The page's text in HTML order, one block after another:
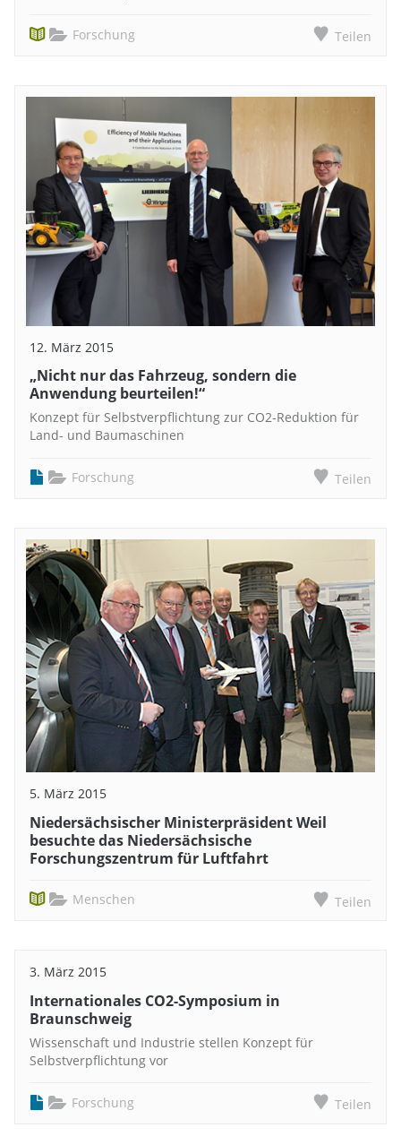
Forschung Teilen
12. März 2015
„Nicht nur das Fahrzeug, sondern die
Anwendung beurteilen!“
Konzept für Selbstverpflichtung zur CO2-Reduktion für
Land- und Baumaschinen
Forschung Teilen
5. März 2015
Niedersächsischer Ministerpräsident Weil
besuchte das Niedersächsische
Forschungszentrum für Luftfahrt
Menschen Teilen
3. März 2015
Internationales CO2-Symposium in
Braunschweig
Wissenschaft und Industrie stellen Konzept für
Selbstverpflichtung vor
Forschung Teilen